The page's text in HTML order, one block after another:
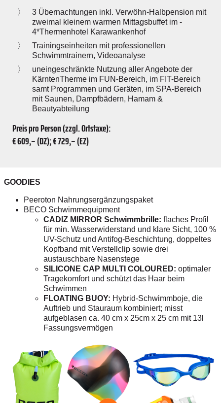
3 Übernachtungen inkl. Verwöhn-Halbpension mit
zweimal kleinem warmen Mittagsbuffet im ­
4*Thermenhotel ­Karawankenhof
Trainingseinheiten mit professionellen
Schwimmtrainern, Videoanalyse
uneingeschränkte Nutzung aller Angebote der
KärntenTherme im FUN-Bereich, im FIT-Bereich
samt Programmen und Geräten, im SPA-Bereich
mit Saunen, Dampfbädern, Hamam &
Beautyabteilung
Preis pro Person (zzgl. Ortstaxe):
€ 609,– (DZ); € 729,– (EZ)
GOODIES
Peeroton Nahrungs­ergänzungs­paket
BECO Schwimmequipment
CADIZ MIRROR Schwimmbrille: flaches Profil
für min. Wasserwiderstand und klare Sicht, 100 %
UV-Schutz und Antifog-Beschichtung, doppeltes
Kopfband mit Verstellclip sowie drei
austauschbare Nasenstege
SILICONE CAP MULTI COLOURED: optimaler
Tragekomfort und schützt das Haar beim
Schwimmen
FLOATING BUOY: Hybrid-Schwimmboje, die
Auftrieb und Stauraum kombiniert; misst
aufgeblasen ca. 40 cm x 25cm x 25 cm mit 13l
Fassungsvermögen